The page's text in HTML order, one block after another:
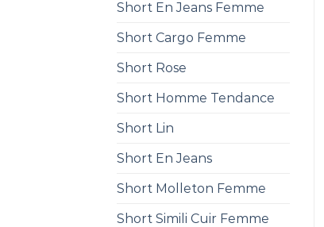
Short En Jeans Femme
Short Cargo Femme
Short Rose
Short Homme Tendance
Short Lin
Short En Jeans
Short Molleton Femme
Short Simili Cuir Femme